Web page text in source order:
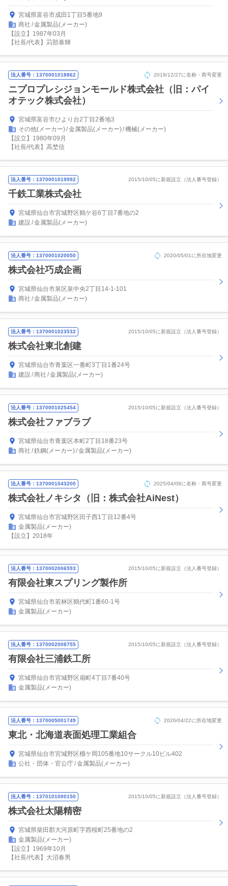
宮城県富谷市成田1丁目5番地9
商社 金属製品(メーカー)
【設立】1987年03月
【社長/代表】苅部泰輝
法人番号：1370001018862 2019/12/27に名称・商号変更
ニプロプレシジョンモールド株式会社（旧：パイ
オテック株式会社）
宮城県富谷市ひより台2丁目2番地3
その他(メーカー) 金属製品(メーカー) 機械(メーカー)
【設立】1980年09月
【社長/代表】高埜信
法人番号：1370001019992 2015/10/05に新規設立（法人番号登録）
千鉄工業株式会社
宮城県仙台市宮城野区鶴ケ谷6丁目7番地の2
建設 金属製品(メーカー)
法人番号：1370001020050 2020/05/01に所在地変更
株式会社巧成企画
宮城県仙台市泉区泉中央2丁目14-1-101
商社 金属製品(メーカー)
法人番号：1370001023532 2015/10/05に新規設立（法人番号登録）
株式会社東北創建
宮城県仙台市青葉区一番町3丁目1番24号
建設 商社 金属製品(メーカー)
法人番号：1370001025454 2015/10/05に新規設立（法人番号登録）
株式会社ファブラブ
宮城県仙台市青葉区本町2丁目18番23号
商社 鉄鋼(メーカー) 金属製品(メーカー)
法人番号：1370001043200 2025/04/09に名称・商号変更
株式会社ノキシタ（旧：株式会社AiNest）
宮城県仙台市宮城野区田子西1丁目12番4号
金属製品(メーカー)
【設立】2018年
法人番号：1370002006593 2015/10/05に新規設立（法人番号登録）
有限会社東スプリング製作所
宮城県仙台市若林区鶴代町1番60-1号
金属製品(メーカー)
法人番号：1370002008755 2015/10/05に新規設立（法人番号登録）
有限会社三浦鉄工所
宮城県仙台市宮城野区扇町4丁目7番40号
金属製品(メーカー)
法人番号：1370005001749 2026/04/22に所在地変更
東北・北海道表面処理工業組合
宮城県仙台市宮城野区榴ケ岡105番地10サークル10ビル402
公社・団体・官公庁 金属製品(メーカー)
法人番号：1370101000150 2015/10/05に新規設立（法人番号登録）
株式会社太陽精密
宮城県柴田郡大河原町字西桜町25番地の2
金属製品(メーカー)
【設立】1969年10月
【社長/代表】大沼春男